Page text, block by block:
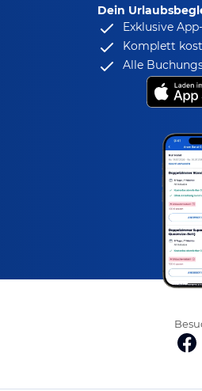
Dein
Exklusive
Komplett
Alle